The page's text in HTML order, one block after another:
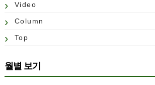
Video
Column
Top
월별 보기